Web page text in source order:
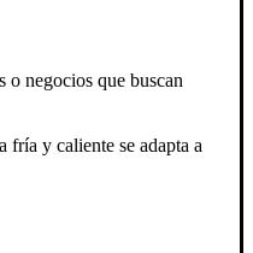
o negocios que buscan
fría y caliente se adapta a